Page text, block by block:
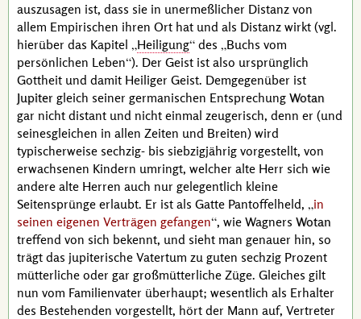
auszusagen ist, dass sie in unermeßlicher Distanz von
allem Empirischen ihren Ort hat und als Distanz wirkt (vgl.
hierüber das Kapitel
Heiligung des
Buchs vom
persönlichen Leben ). Der Geist ist also ursprünglich
Gottheit und damit Heiliger Geist. Demgegenüber ist
Jupiter gleich seiner germanischen Entsprechung Wotan
gar nicht distant und nicht einmal zeugerisch, denn er (und
seinesgleichen in allen Zeiten und Breiten) wird
typischerweise sechzig- bis siebzigjährig vorgestellt, von
erwachsenen Kindern umringt, welcher alte Herr sich wie
andere alte Herren auch nur gelegentlich kleine
Seitensprünge erlaubt. Er ist als Gatte Pantoffelheld,
in
seinen eigenen Verträgen gefangen , wie Wagners Wotan
treffend von sich bekennt, und sieht man genauer hin, so
trägt das jupiterische Vatertum zu guten sechzig Prozent
mütterliche oder gar großmütterliche Züge. Gleiches gilt
nun vom Familienvater überhaupt; wesentlich als Erhalter
des Bestehenden vorgestellt, hört der Mann auf, Vertreter